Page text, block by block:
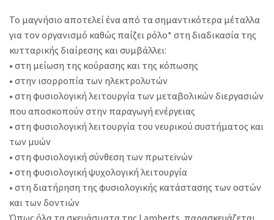
Το μαγνήσιο αποτελεί ένα από τα σημαντικότερα μέταλλα
για τον οργανισμό καθώς παίζει ρόλο* στη διαδικασία της
κυτταρικής διαίρεσης και συμβάλλει:
• στη μείωση της κούρασης και της κόπωσης
• στην ισορροπία των ηλεκτρολυτών
• στη φυσιολογική λειτουργία των μεταβολικών διεργασιών
που αποσκοπούν στην παραγωγή ενέργειας
• στη φυσιολογική λειτουργία του νευρικού συστήματος και
των μυών
• στη φυσιολογική σύνθεση των πρωτεϊνών
• στη φυσιολογική ψυχολογική λειτουργία
• στη διατήρηση της φυσιολογικής κατάστασης των οστών
και των δοντιών
Όπως όλα τα σκευάσματα της Lamberts, παρασκευάζεται